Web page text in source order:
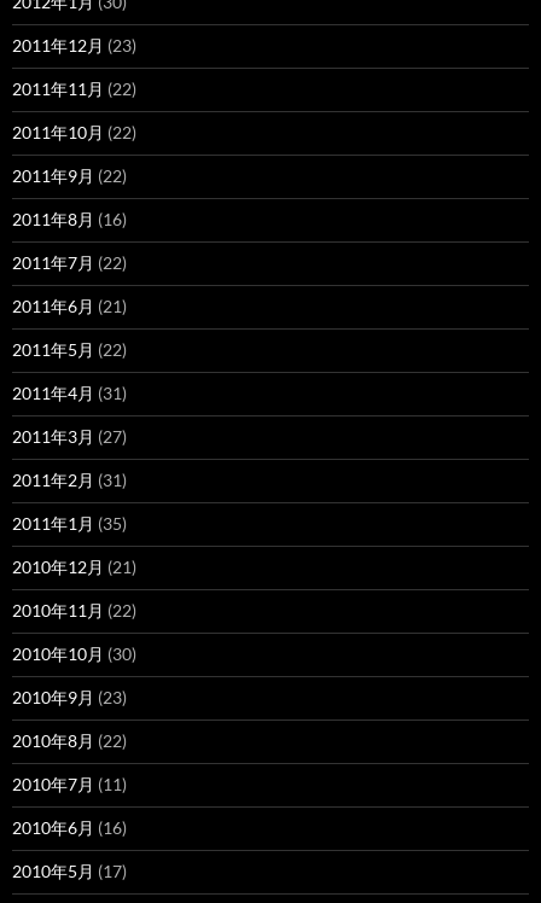
2011年12月 (23)
2011年11月 (22)
2011年10月 (22)
2011年9月 (22)
2011年8月 (16)
2011年7月 (22)
2011年6月 (21)
2011年5月 (22)
2011年4月 (31)
2011年3月 (27)
2011年2月 (31)
2011年1月 (35)
2010年12月 (21)
2010年11月 (22)
2010年10月 (30)
2010年9月 (23)
2010年8月 (22)
2010年7月 (11)
2010年6月 (16)
2010年5月 (17)